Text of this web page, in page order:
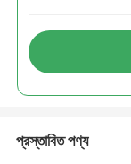
প্রস্তাবিত পণ্য